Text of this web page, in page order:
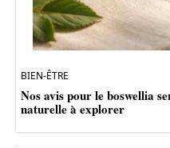
BIEN-ÊTRE
Nos avis pour le boswellia
naturelle à explorer